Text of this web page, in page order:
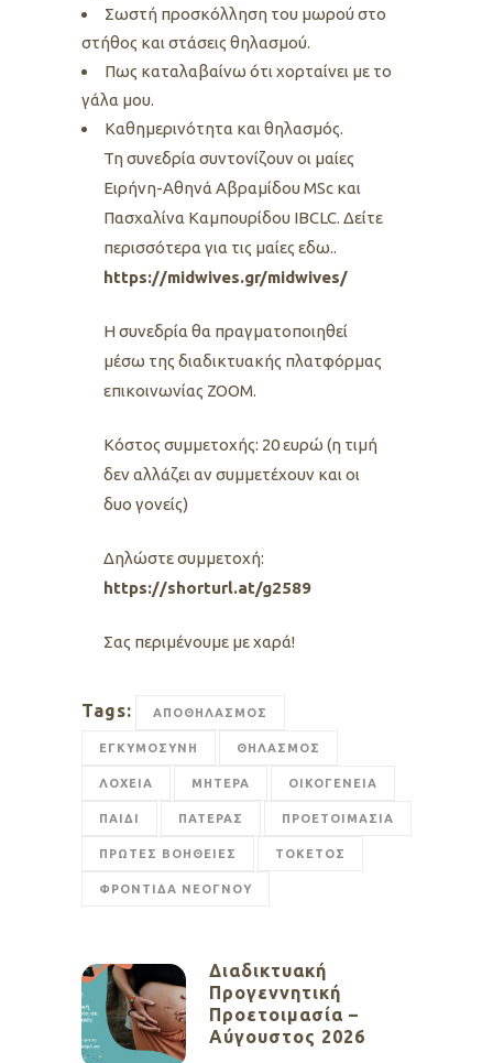
Σωστή προσκόλληση του μωρού στο
στήθος και στάσεις θηλασμού.
Πως καταλαβαίνω ότι χορταίνει με το
γάλα μου.
Καθημερινότητα και θηλασμός.
Τη συνεδρία συντονίζουν οι μαίες
Ειρήνη-Αθηνά Αβραμίδου MSc και
Πασχαλίνα Καμπουρίδου IBCLC. Δείτε
περισσότερα για τις μαίες εδω..
https://midwives.gr/midwives/
Η συνεδρία θα πραγματοποιηθεί
μέσω της διαδικτυακής πλατφόρμας
επικοινωνίας ZOOM.
Κόστος συμμετοχής: 20 ευρώ (η τιμή
δεν αλλάζει αν συμμετέχουν και οι
δυο γονείς)
Δηλώστε συμμετoχή:
https://shorturl.at/g2589
Σας περιμένουμε με χαρά!
Tags: ΑΠΟΘΗΛΑΣΜΟΣ
ΕΓΚΥΜΟΣΥΝΗ ΘΗΛΑΣΜΟΣ
ΛΟΧΕΙΑ ΜΗΤΕΡΑ ΟΙΚΟΓΕΝΕΙΑ
ΠΑΙΔΙ ΠΑΤΕΡΑΣ ΠΡΟΕΤΟΙΜΑΣΙΑ
ΠΡΩΤΕΣ ΒΟΗΘΕΙΕΣ ΤΟΚΕΤΟΣ
ΦΡΟΝΤΙΔΑ ΝΕΟΓΝΟΥ
Διαδικτυακή
Προγεννητική
Προετοιμασία –
Αύγουστος 2026